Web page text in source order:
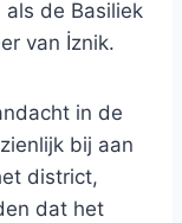
de Basiliek
van İznik.
in de
bij aan
district,
dat het